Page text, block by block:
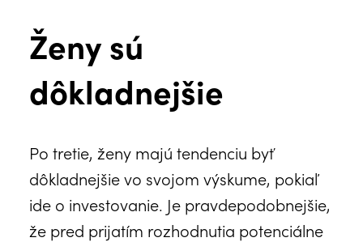
Ženy sú
dôkladnejšie
Po tretie, ženy majú tendenciu byť
dôkladnejšie vo svojom výskume, pokiaľ
ide o investovanie. Je pravdepodobnejšie,
že pred prijatím rozhodnutia potenciálne